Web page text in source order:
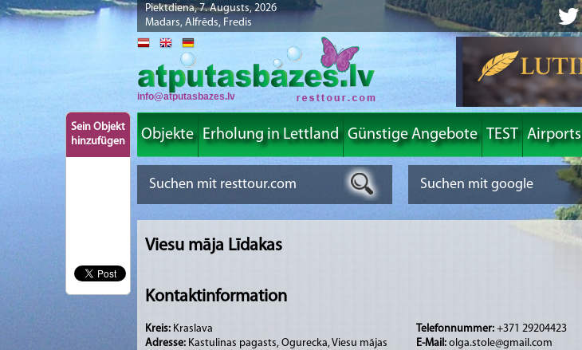
Piektdiena, 7. Augusts, 2026
Madars, Alfrēds, Fredis
Sein Objekt
hinzufügen
info@atputasbazes.lv
Objekte Erholung in Lettland Günstige Angebote TEST Airports
Viesu māja Līdakas
Kontaktinformation
Kreis: Kraslava
Adresse: Kastulinas pagasts, Ogurecka, Viesu mājas
Telefonnummer: +371 29204423
E-Mail: olga.stole@gmail.com